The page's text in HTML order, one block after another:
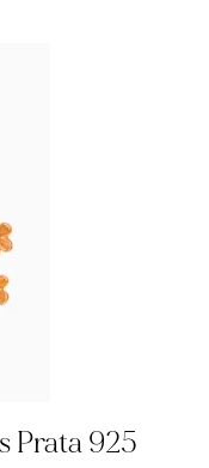
Prata 925